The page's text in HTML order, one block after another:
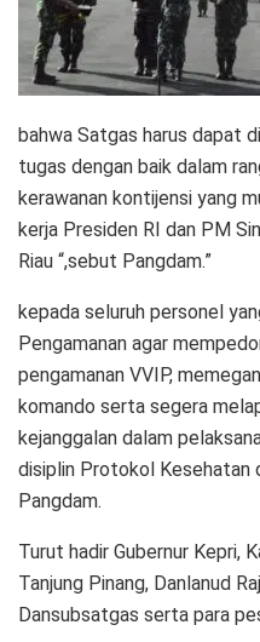
bahwa Satgas harus dapat
tugas dengan baik dalam
kerawanan kontijensi yang
kerja Presiden RI dan PM
Riau “,sebut Pangdam.”
kepada seluruh personel
Pengamanan agar
pengamanan VVIP,
komando serta segera
kejanggalan dalam
disiplin Protokol Kesehatan
Pangdam.
Turut hadir Gubernur Kepri,
Tanjung Pinang, Danlanud
Dansubsatgas serta para